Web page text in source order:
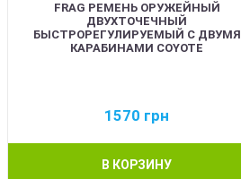
FRAG РЕМЕНЬ ОРУЖЕЙНЫЙ
ДВУХТОЧЕЧНЫЙ
БЫСТРОРЕГУЛИРУЕМЫЙ С ДВУМЯ
КАРАБИНАМИ COYOTE
1570 грн
В КОРЗИНУ